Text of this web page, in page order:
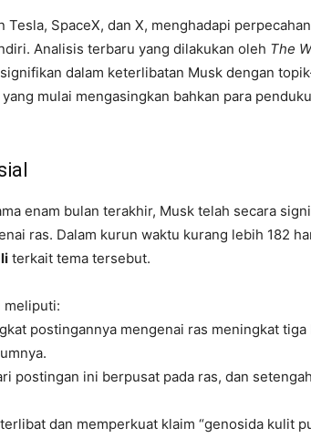
SpaceX, dan X, menghadapi
Analisis terbaru yang dilakukan oleh The
dalam keterlibatan Musk dengan
mulai mengasingkan bahkan para
enam bulan terakhir, Musk telah secara
ras. Dalam kurun waktu kurang lebih 182
terkait tema tersebut.
meliputi:
postingannya mengenai ras meningkat tiga
postingan ini berpusat pada ras, dan
dan memperkuat klaim “genosida kulit